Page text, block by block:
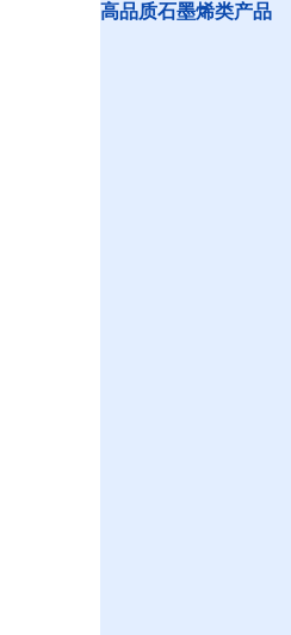
高品质石墨烯类产品